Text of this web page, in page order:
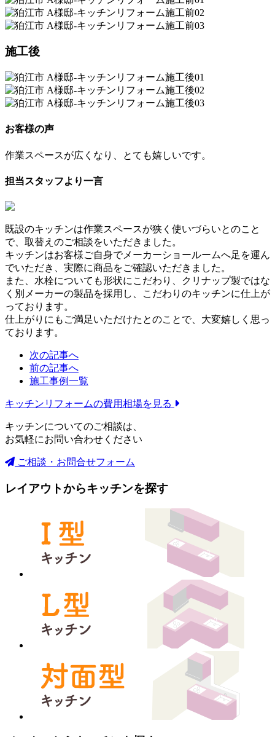
施工後
お客様の声
作業スペースが広くなり、とても嬉しいです。
担当スタッフより一言
既設のキッチンは作業スペースが狭く使いづらいとのこと
で、取替えのご相談をいただきました。
キッチンはお客様ご自身でメーカーショールームへ足を運ん
でいただき、実際に商品をご確認いただきました。
また、水栓についても形状にこだわり、クリナップ製ではな
く別メーカーの製品を採用し、こだわりのキッチンに仕上が
っております。
仕上がりにもご満足いただけたとのことで、大変嬉しく思っ
ております。
次の記事へ
前の記事へ
施工事例一覧
キッチンリフォームの費用相場を見る
キッチンについてのご相談は、
お気軽にお問い合わせください
ご相談・お問合せフォーム
レイアウトからキッチンを探す